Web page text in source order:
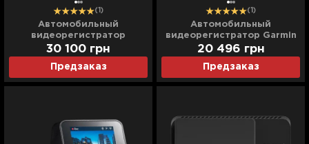
(1)
Автомобильный
видеорегистратор
Blackvue (DR970X-2CH)
(UA)
Предзаказ
30 100 грн
(1)
Автомобильный
видеорегистратор Garmin
Dash Cam X310 (010-
02860-10) (Global)
Предзаказ
20 496 грн